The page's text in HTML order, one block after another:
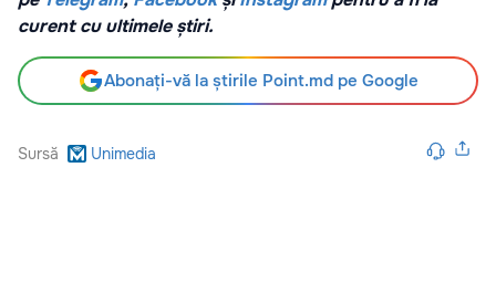
curent cu ultimele știri.
Abonați-vă la știrile Point.md pe Google
Sursă Unimedia